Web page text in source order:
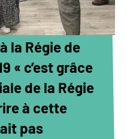
la Régie de
« c’est grâce
de la Régie
à cette
pas